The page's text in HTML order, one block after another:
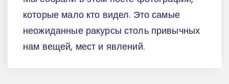
которые мало кто видел. Это самые
неожиданные ракурсы столь привычных
нам вещей, мест и явлений.